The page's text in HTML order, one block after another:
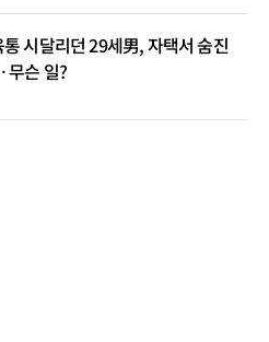
시달리던 29세男, 자택서 숨진
슨 일?